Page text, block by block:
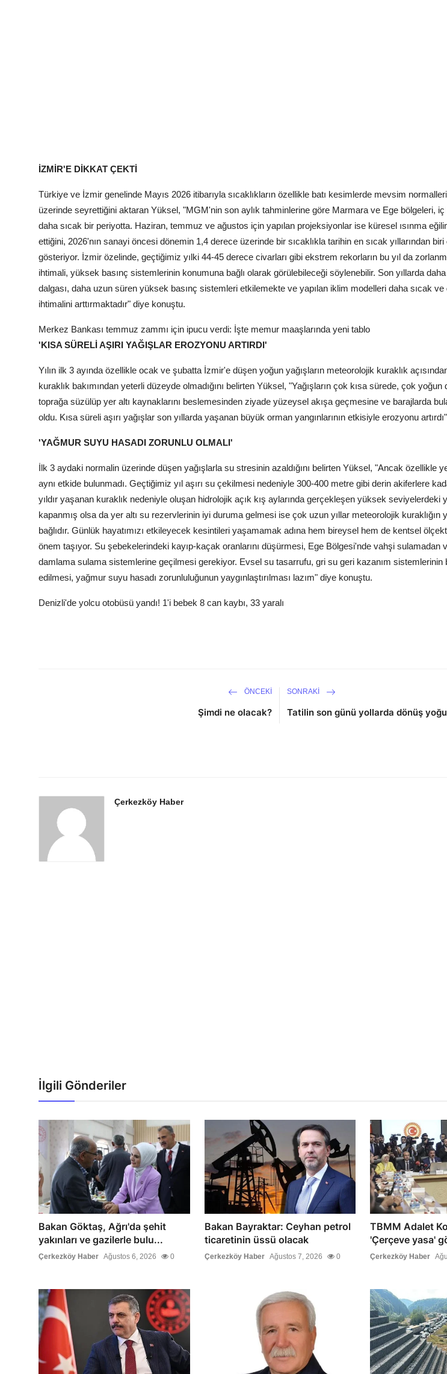
İZMİR'E DİKKAT ÇEKTİ
Türkiye ve İzmir genelinde Mayıs 2026 itibarıyla sıcaklıkların özellikle batı kesimlerde mevsim
üzerinde seyrettiğini aktaran Yüksel, "MGM'nin son aylık tahminlerine göre Marmara ve Ege bölgeleri,
daha sıcak bir periyotta. Haziran, temmuz ve ağustos için yapılan projeksiyonlar ise küresel ısınma
ettiğini, 2026'nın sanayi öncesi dönemin 1,4 derece üzerinde bir sıcaklıkla tarihin en sıcak yıllarından
gösteriyor. İzmir özelinde, geçtiğimiz yılki 44-45 derece civarları gibi ekstrem rekorların bu yıl da
ihtimali, yüksek basınç sistemlerinin konumuna bağlı olarak görülebileceği söylenebilir. Son yıllarda
dalgası, daha uzun süren yüksek basınç sistemleri etkilemekte ve yapılan iklim modelleri daha sıcak
ihtimalini arttırmaktadır" diye konuştu.
Merkez Bankası temmuz zammı için ipucu verdi: İşte memur maaşlarında yeni tablo
'KISA SÜRELİ AŞIRI YAĞIŞLAR EROZYONU ARTIRDI'
Yılın ilk 3 ayında özellikle ocak ve şubatta İzmir'e düşen yoğun yağışların meteorolojik kuraklık
kuraklık bakımından yeterli düzeyde olmadığını belirten Yüksel, "Yağışların çok kısa sürede, çok
toprağa süzülüp yer altı kaynaklarını beslemesinden ziyade yüzeysel akışa geçmesine ve barajlarda
oldu. Kısa süreli aşırı yağışlar son yıllarda yaşanan büyük orman yangınlarının etkisiyle erozyonu
'YAĞMUR SUYU HASADI ZORUNLU OLMALI'
İlk 3 aydaki normalin üzerinde düşen yağışlarla su stresinin azaldığını belirten Yüksel, "Ancak özellikle
aynı etkide bulunmadı. Geçtiğimiz yıl aşırı su çekilmesi nedeniyle 300-400 metre gibi derin akiferlere
yıldır yaşanan kuraklık nedeniyle oluşan hidrolojik açık kış aylarında gerçekleşen yüksek seviyelerdeki
kapanmış olsa da yer altı su rezervlerinin iyi duruma gelmesi ise çok uzun yıllar meteorolojik kuraklığın
bağlıdır. Günlük hayatımızı etkileyecek kesintileri yaşamamak adına hem bireysel hem de kentsel
önem taşıyor. Su şebekelerindeki kayıp-kaçak oranlarını düşürmesi, Ege Bölgesi'nde vahşi sulamadan
damlama sulama sistemlerine geçilmesi gerekiyor. Evsel su tasarrufu, gri su geri kazanım sistemlerinin
edilmesi, yağmur suyu hasadı zorunluluğunun yaygınlaştırılması lazım" diye konuştu.
Denizli'de yolcu otobüsü yandı! 1'i bebek 8 can kaybı, 33 yaralı
ÖNCEKI
Şimdi ne olacak?
SONRAKI
Tatilin son günü yollarda dönüş
Çerkezköy Haber
İlgili Gönderiler
Bakan Göktaş, Ağrı'da şehit
yakınları ve gazilerle bulu...
Çerkezköy Haber Ağustos 6, 2026 0
Bakan Bayraktar: Ceyhan petrol
ticaretinin üssü olacak
Çerkezköy Haber Ağustos 7, 2026 0
TBMM Adalet
'Çerçeve yasa'
Çerkezköy Haber